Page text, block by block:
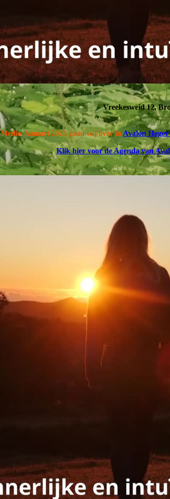
Vreekesweid 12,
Medio Januari 2025 gaan wij over in Avalon
Klik hier voor de Agenda van